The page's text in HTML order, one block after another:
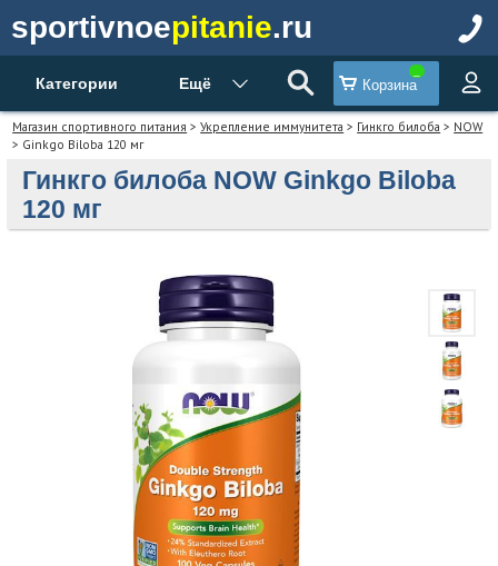
sportivnoepitanie.ru
Категории Ещё Корзина
Магазин спортивного питания >Укрепление иммунитета > Гинкго билоба > NOW
> Ginkgo Biloba 120 мг
Гинкго билоба NOW Ginkgo Biloba
120 мг